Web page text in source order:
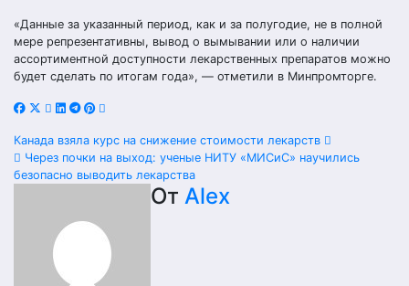
«Данные за указанный период, как и за полугодие, не в полной
мере репрезентативны, вывод о вымывании или о наличии
ассортиментной доступности лекарственных препаратов можно
будет сделать по итогам года», — отметили в Минпромторге.
Навигация
по
записям
Канада взяла курс на снижение стоимости лекарств
Через почки на выход: ученые НИТУ «МИСиС» научились
безопасно выводить лекарства
От Alex